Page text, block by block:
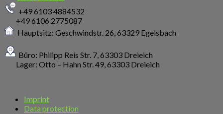
+49 6103 4884532
+49 6106 2775087
Hauptsitz: Geschwindstr. 26,63329 Egelsbach
Büro: Philipp Reis Str. 7, 63303 Dreieich
Lager: Otto – Hahn Str. 49, 63303 Dreieich
Imprint
Data protection